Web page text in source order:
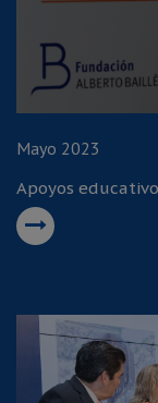
Mayo 2023
Apoyos